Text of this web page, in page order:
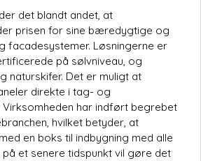
det blandt andet, at
prisen for sine bæredygtige og
facadesystemer. Løsningerne er
på sølvniveau, og
naturskifer. Det er muligt at
direkte i tag- og
har indført begrebet
hvilket betyder, at
en boks til indbygning med alle
et senere tidspunkt vil gøre det